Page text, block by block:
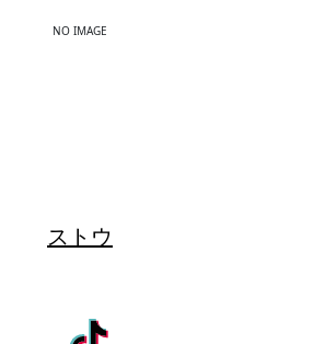
NO IMAGE
ストウ